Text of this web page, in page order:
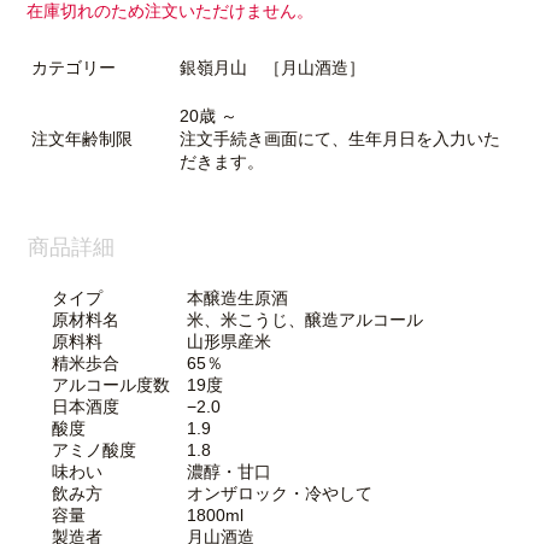
在庫切れのため注文いただけません。
カテゴリー 銀嶺月山 ［月山酒造］
注文年齢制限
20歳 ～
注文手続き画面にて、生年月日を入力いた
だきます。
商品詳細
タイプ 本醸造生原酒
原材料名 米、米こうじ、醸造アルコール
原料料 山形県産米
精米歩合 65％
アルコール度数 19度
日本酒度 −2.0
酸度 1.9
アミノ酸度 1.8
味わい 濃醇・甘口
飲み方 オンザロック・冷やして
容量 1800ml
製造者 月山酒造